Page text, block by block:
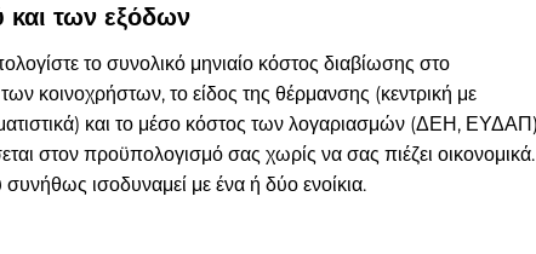
των εξόδων
το συνολικό μηνιαίο κόστος διαβίωσης στο
κοινοχρήστων, το είδος της θέρμανσης (κεντρική με
και το μέσο κόστος των λογαριασμών (ΔΕΗ,
στον προϋπολογισμό σας χωρίς να σας πιέζει οικονομικά.
ισοδυναμεί με ένα ή δύο ενοίκια.